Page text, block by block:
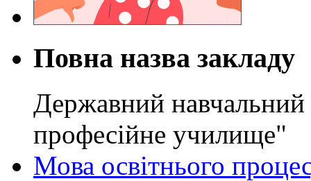
Повна назва закладу
Державний навчальний
професійне училище"
Мова освітнього